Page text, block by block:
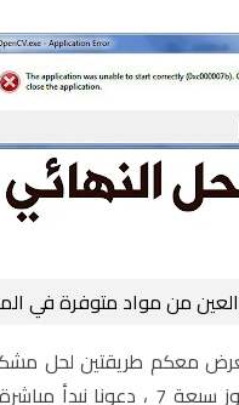
من مواد متوفرة في
إن شاء الله الحل وندوز عشر 10